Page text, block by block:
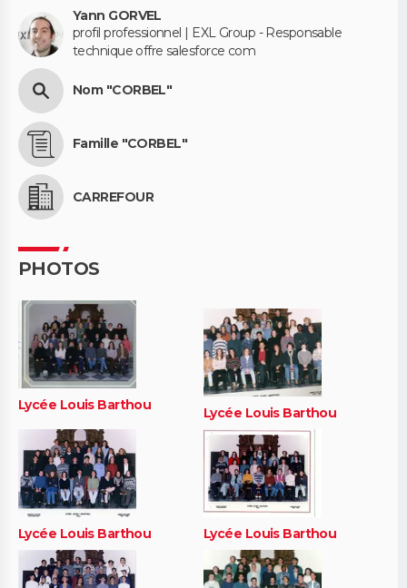
Yann GORVEL
profil professionnel | EXL Group - Responsable
technique offre salesforce com
Nom "CORBEL"
Famille "CORBEL"
CARREFOUR
PHOTOS
Lycée Louis Barthou Lycée Louis Barthou
Lycée Louis Barthou Lycée Louis Barthou